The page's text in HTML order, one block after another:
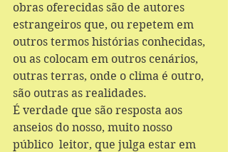
obras oferecidas são de autores
estrangeiros que, ou repetem em
outros termos histórias conhecidas,
ou as colocam em outros cenários,
outras terras, onde o clima é outro,
são outras as realidades.
É verdade que são resposta aos
anseios do nosso, muito nosso
público  leitor, que julga estar em